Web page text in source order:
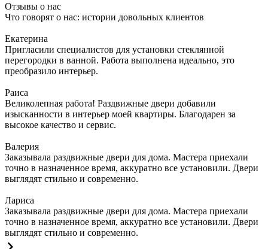
Отзывы о нас
Что говорят о нас: истории довольных клиентов
Екатерина
Пригласили специалистов для установки стеклянной
перегородки в ванной. Работа выполнена идеально, это
преобразило интерьер.
Раиса
Великолепная работа! Раздвижные двери добавили
изысканности в интерьер моей квартиры. Благодарен за
высокое качество и сервис.
Валерия
Заказывала раздвижные двери для дома. Мастера приехали
точно в назначенное время, аккуратно все установили. Двери
выглядят стильно и современно.
Лариса
Заказывала раздвижные двери для дома. Мастера приехали
точно в назначенное время, аккуратно все установили. Двери
выглядят стильно и современно.